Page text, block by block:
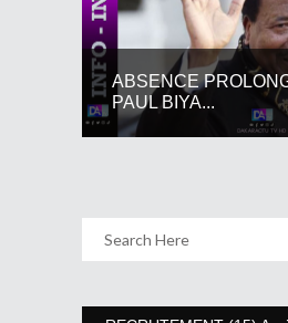
ABSENCE
PAUL BIYA...